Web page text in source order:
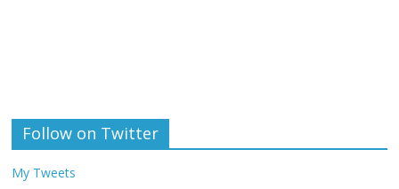
Follow on Twitter
My Tweets